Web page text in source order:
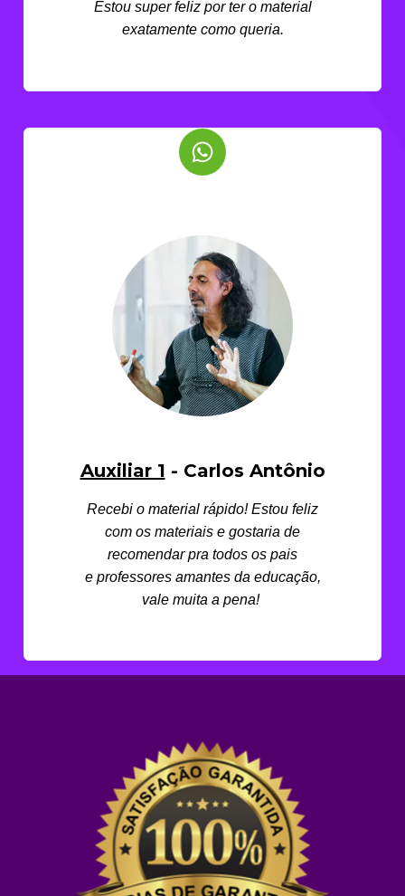
Estou super feliz por ter o material
exatamente como queria.
Auxiliar 1 - Carlos Antônio
Recebi o material rápido! Estou feliz
com os materiais e gostaria de
recomendar pra todos os pais
e professores amantes da educação,
vale muita a pena!